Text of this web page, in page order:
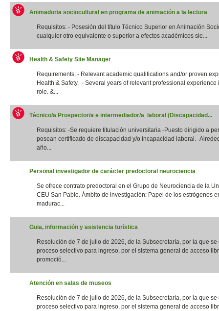
Animador/a sociocultural en programa de animación a la lectura
Requisitos: - Posesión del título Técnico Superior en Animación
cualquier otro equivalente o superior a efectos académicos sie...
Health & Safety Site Manager
Requirements: - Relevant academic qualifications and/or proven
Health & Safety. - Several years of relevant professional experience
role. &...
Técnico/a Prospector/a e intermediador/a laboral (Discapacidad...
Requisitos: -Se requiere titulación universitaria -Puesto dirigido a
posean certificado de discapacidad y/o incapacidad laboral. -
año...
Personal investigador de carácter predoctoral neurociencia
Se ofrece contrato predoctoral en el Grupo de Neurociencia de la
CEU San Pablo. Ámbito de investigación: Papel de los estrógenos
madurac...
Guia, información y asistencia turística
Resolución de 7 de julio de 2026, de la Subsecretaría, por la que se
proceso selectivo para ingreso, por el sistema general de acceso
promoció...
Atención en salas de museos
Resolución de 7 de julio de 2026, de la Subsecretaría, por la que se
proceso selectivo para ingreso, por el sistema general de acceso